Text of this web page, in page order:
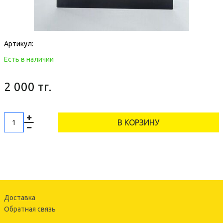
Артикул:
Есть в наличии
2 000 тг.
В КОРЗИНУ
Доставка
Обратная связь